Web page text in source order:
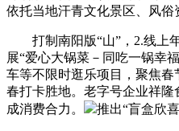
依托当地汗青文化景区、风俗
打制南阳版“山”，2.线上
展“爱心大锅菜－同吃一锅幸
车等不限时逛乐项目，聚焦
春打卡胜地。老字号企业祥
成消费合力。
推出“盲盒欣